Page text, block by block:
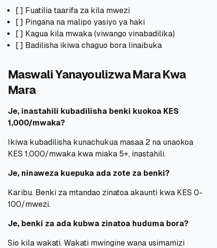
[ ] Fuatilia taarifa za kila mwezi
[ ] Pingana na malipo yasiyo ya haki
[ ] Kagua kila mwaka (viwango vinabadilika)
[ ] Badilisha ikiwa chaguo bora linaibuka
Maswali Yanayoulizwa Mara Kwa
Mara
Je, inastahili kubadilisha benki kuokoa KES
1,000/mwaka?
Ikiwa kubadilisha kunachukua masaa 2 na unaokoa
KES 1,000/mwaka kwa miaka 5+, inastahili.
Je, ninaweza kuepuka ada zote za benki?
Karibu. Benki za mtandao zinatoa akaunti kwa KES 0-
100/mwezi.
Je, benki za ada kubwa zinatoa huduma bora?
Sio kila wakati. Wakati mwingine wana usimamizi